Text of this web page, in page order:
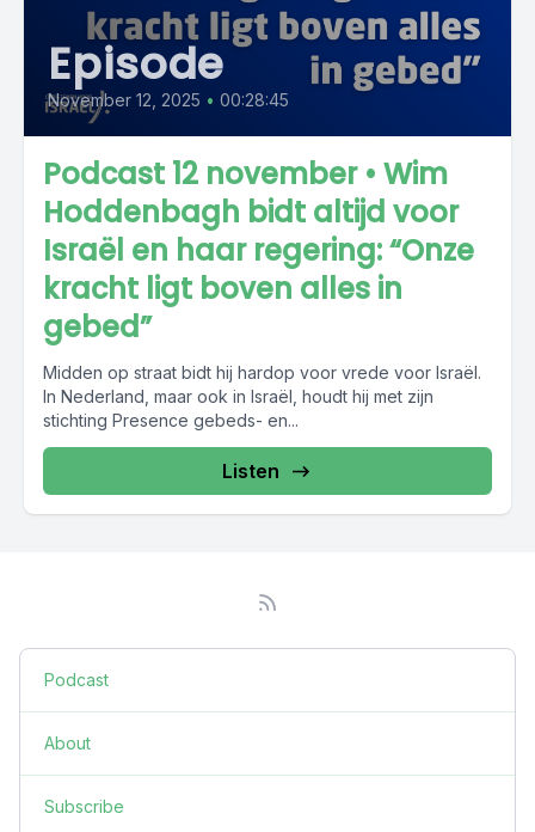
Episode
November 12, 2025 • 00:28:45
Podcast 12 november • Wim
Hoddenbagh bidt altijd voor
Israël en haar regering: “Onze
kracht ligt boven alles in
gebed”
Midden op straat bidt hij hardop voor vrede voor Israël.
In Nederland, maar ook in Israël, houdt hij met zijn
stichting Presence gebeds- en...
Listen
Podcast
About
Subscribe